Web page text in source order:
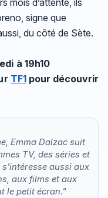
mois d’attente, ils
signe que
du côté de Sète.
à 19h10
TF1pour découvrir
Emma Dalzac suit
TV, des séries et
aussi aux
aux films et aux
le petit écran."